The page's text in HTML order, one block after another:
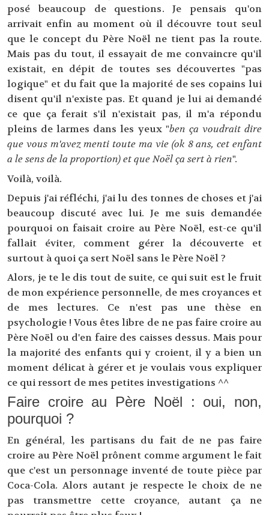
posé beaucoup de questions. Je pensais qu'on
arrivait enfin au moment où il découvre tout seul
que le concept du Père Noël ne tient pas la route.
Mais pas du tout, il essayait de me convaincre qu'il
existait, en dépit de toutes ses découvertes "pas
logique" et du fait que la majorité de ses copains lui
disent qu'il n'existe pas. Et quand je lui ai demandé
ce que ça ferait s'il n'existait pas, il m'a répondu
pleins de larmes dans les yeux "ben ça voudrait dire
que vous m'avez menti toute ma vie (ok 8 ans, cet enfant
a le sens de la proportion) et que Noël ça sert à rien".
Voilà, voilà.
Depuis j'ai réfléchi, j'ai lu des tonnes de choses et j'ai
beaucoup discuté avec lui. Je me suis demandée
pourquoi on faisait croire au Père Noël, est-ce qu'il
fallait éviter, comment gérer la découverte et
surtout à quoi ça sert Noël sans le Père Noël ?
Alors, je te le dis tout de suite, ce qui suit est le fruit
de mon expérience personnelle, de mes croyances et
de mes lectures. Ce n'est pas une thèse en
psychologie ! Vous êtes libre de ne pas faire croire au
Père Noël ou d'en faire des caisses dessus. Mais pour
la majorité des enfants qui y croient, il y a bien un
moment délicat à gérer et je voulais vous expliquer
ce qui ressort de mes petites investigations ^^
Faire croire au Père Noël : oui, non,
pourquoi ?
En général, les partisans du fait de ne pas faire
croire au Père Noël prônent comme argument le fait
que c'est un personnage inventé de toute pièce par
Coca-Cola. Alors autant je respecte le choix de ne
pas transmettre cette croyance, autant ça ne